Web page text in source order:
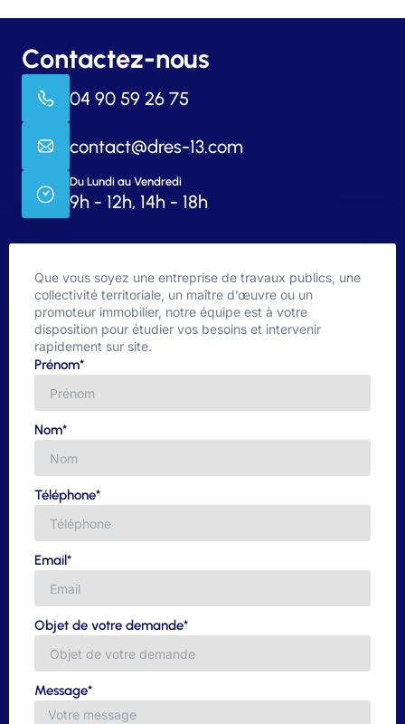
Contactez-nous
04 90 59 26 75
contact@dres-13.com
Du Lundi au Vendredi
9h - 12h, 14h - 18h
Que vous soyez une entreprise de travaux publics, une
collectivité territoriale, un maître d’œuvre ou un
promoteur immobilier, notre équipe est à votre
disposition pour étudier vos besoins et intervenir
rapidement sur site.
Prénom*
Nom*
Téléphone*
Email*
Objet de votre demande*
Message*